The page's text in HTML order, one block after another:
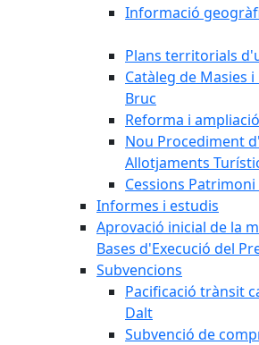
Informació
Plans territorials
Catàleg de Masies i
Bruc
Reforma i
Nou Procediment
Allotjaments
Cessions
Informes i estudis
Aprovació inicial de la
Bases d'Execució del
Subvencions
Pacificació trànsit
Dalt
Subvenció de